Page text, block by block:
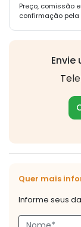
Preço, comissão
confirmação
Quer mais
Informe seus